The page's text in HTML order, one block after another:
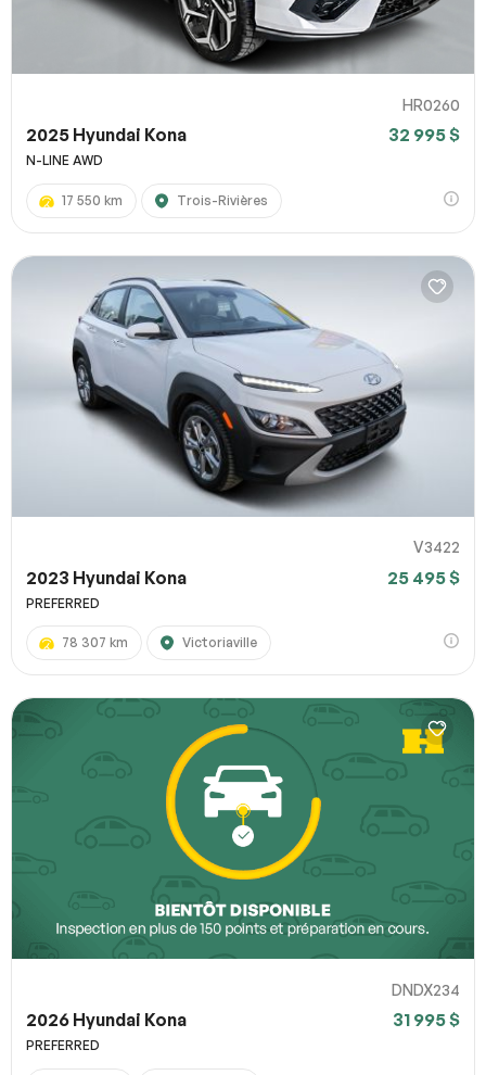
HR0260
2025 Hyundai Kona 32 995 $
N-LINE AWD
17 550 km Trois-Rivières
V3422
2023 Hyundai Kona 25 495 $
PREFERRED
78 307 km Victoriaville
DNDX234
2026 Hyundai Kona 31 995 $
PREFERRED